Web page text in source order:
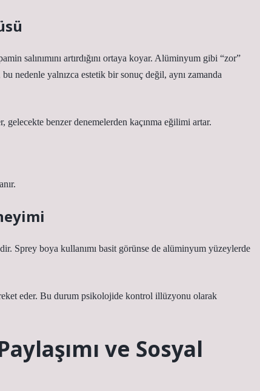
salınımını artırdığını ortaya koyar. Alüminyum gibi “zor”
nedenle yalnızca estetik bir sonuç değil, aynı zamanda
gelecekte benzer denemelerden kaçınma eğilimi artar.
Sprey boya kullanımı basit görünse de alüminyum yüzeylerde
eder. Bu durum psikolojide kontrol illüzyonu olarak
ve Sosyal